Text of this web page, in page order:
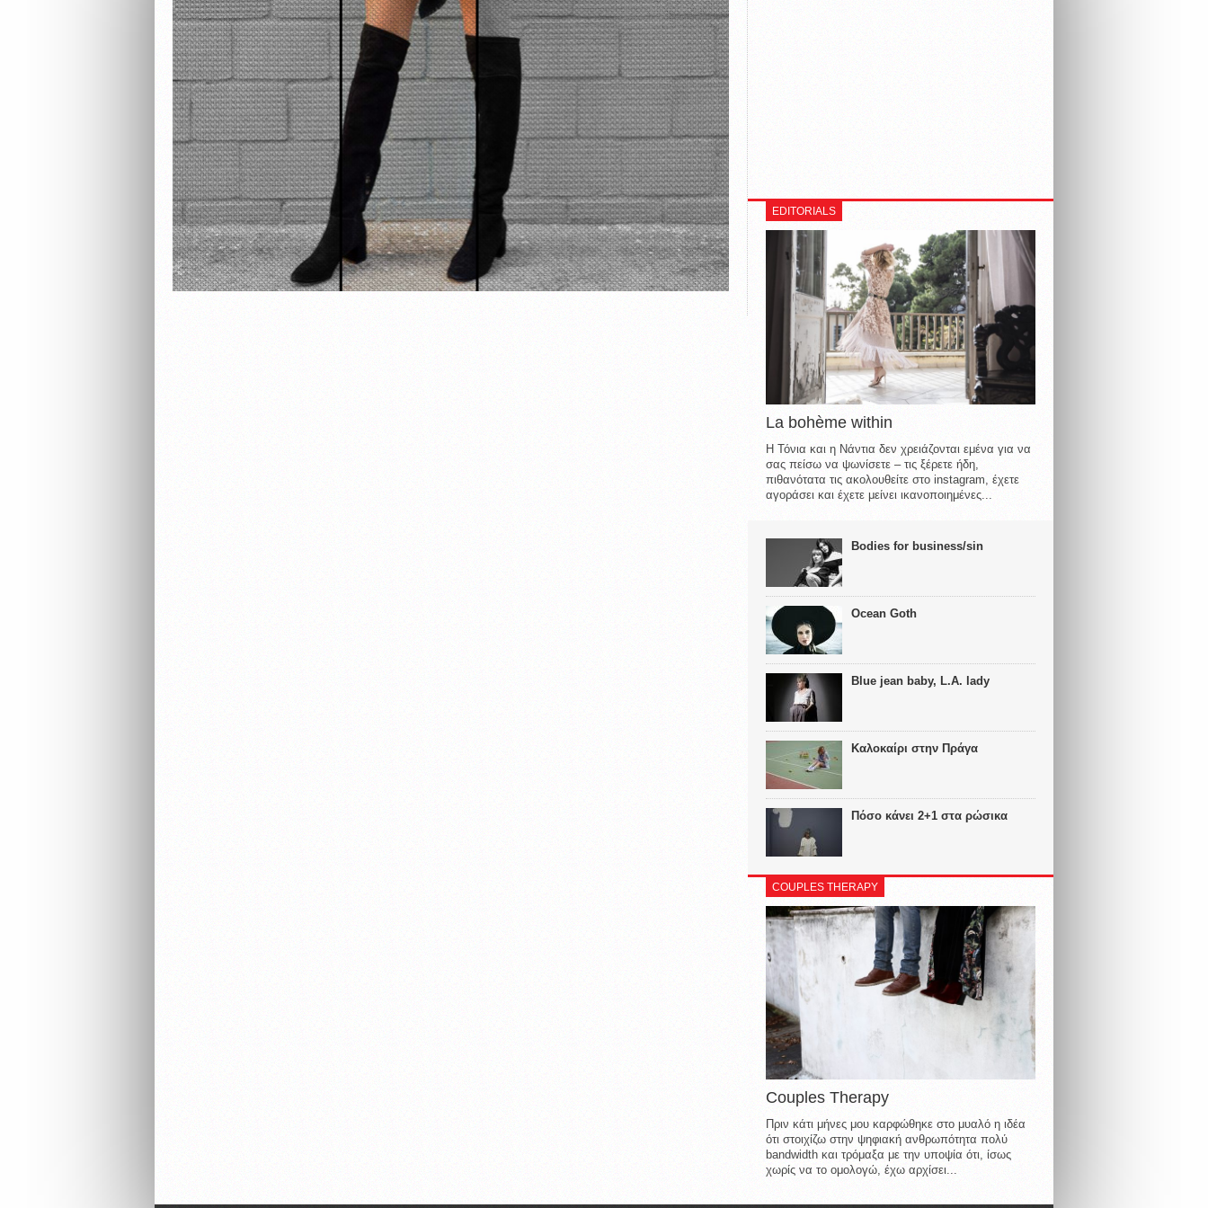
EDITORIALS
La bohème within
Η Τόνια και η Νάντια δεν χρειάζονται εμένα για να
σας πείσω να ψωνίσετε – τις ξέρετε ήδη,
πιθανότατα τις ακολουθείτε στο instagram, έχετε
αγοράσει και έχετε μείνει ικανοποιημένες...
Bodies for business/sin
Ocean Goth
Blue jean baby, L.A. lady
Καλοκαίρι στην Πράγα
Πόσο κάνει 2+1 στα ρώσικα
COUPLES THERAPY
Couples Therapy
Πριν κάτι μήνες μου καρφώθηκε στο μυαλό η ιδέα
ότι στοιχίζω στην ψηφιακή ανθρωπότητα πολύ
bandwidth και τρόμαξα με την υποψία ότι, ίσως
χωρίς να το ομολογώ, έχω αρχίσει...